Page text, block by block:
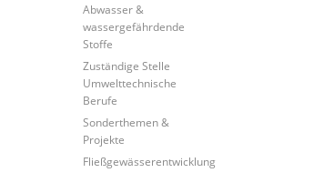
Abwasser &
wassergefährdende
Stoffe
Zuständige Stelle
Umwelttechnische
Berufe
Sonderthemen &
Projekte
Fließgewässerentwicklung